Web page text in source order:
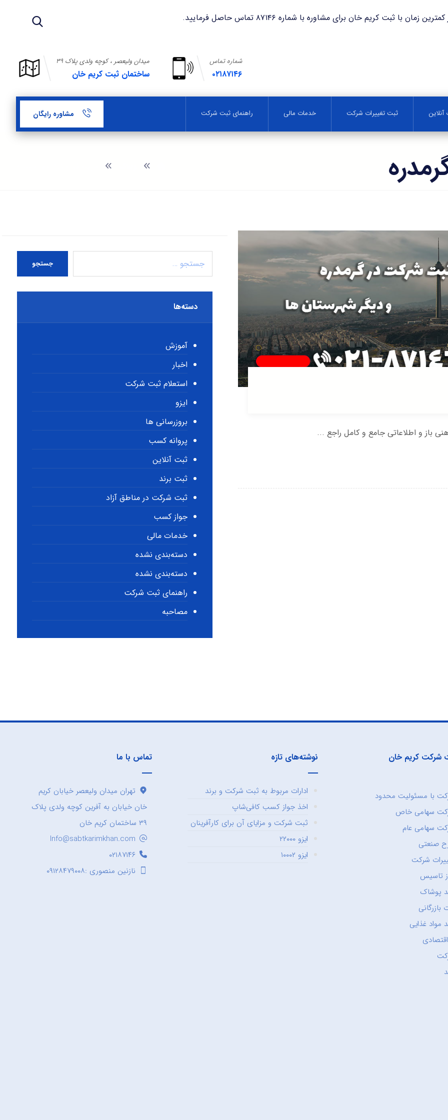
کریم خان برای مشاوره با شماره ۸۷۱۴۶ تماس حاصل فرمایید.
میدان ولیعصر ، کوچه ولدی پلاک ۳۹
ساختمان ثبت کریم خان
شماره تماس
۰۲۱۸۷۱۴۶
ثبت تغییرات شرکت خدمات مالی راهنمای ثبت شرکت مشاوره رایگان
باز و اطلاعاتی جامع و کامل راجع ...
جستجو
دسته‌ها
آموزش
اخبار
استعلام ثبت شرکت
ایزو
بروزرسانی ها
پروانه کسب
ثبت آنلاین
ثبت برند
ثبت شرکت در مناطق آزاد
جواز کسب
خدمات مالی
دسته‌بندی نشده
دسته‌بندی نشده
راهنمای ثبت شرکت
مصاحبه
شرکت کریم خان
با مسئولیت محدود
سهامی خاص
سهامی عام
صنعتی
شرکت
تاسیس
پوشاک
بازرگانی
مواد غذایی
نوشته‌های تازه
ادارات مربوط به ثبت شرکت و برند
اخذ جواز کسب کافی‌شاپ
ثبت شرکت و مزایای آن برای کارآفرینان
ایزو ۲۲۰۰۰
ایزو ۱۰۰۰۲
تماس با ما
تهران میدان ولیعصر خیابان کریم
خان خیابان به آفرین کوچه ولدی پلاک
۳۹ ساختمان کریم خان
Info@sabtkarimkhan.com
۰۲۱۸۷۱۴۶
نازنین منصوری :۰۹۱۲۸۴۷۹۰۰۸